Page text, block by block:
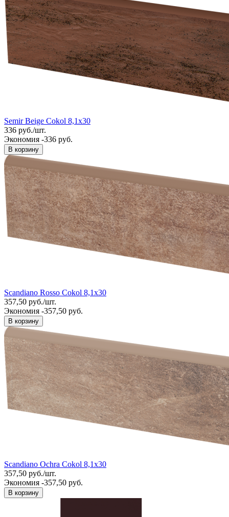
Semir Beige Cokol 8,1x30
336 руб./шт.
Экономия -336 руб.
В корзину
Scandiano Rosso Cokol 8,1x30
357,50 руб./шт.
Экономия -357,50 руб.
В корзину
Scandiano Ochra Cokol 8,1x30
357,50 руб./шт.
Экономия -357,50 руб.
В корзину